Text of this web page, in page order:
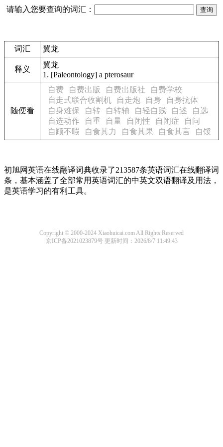
请输入您要查询的词汇：
词汇 翼龙
释义
翼龙
1. [Paleontology] a pterosaur
随便看
自费 自费出版 自费出版社
自费学校
自走式联合收割机
自走炮 自身
自身抗体
自身难保
自转 自转轴 自轻自贱 自述
自选
自选动作
自重 自量 自闭性 自闭症
自问
自顾不暇
自食其力 自食其果 自食其言 自馁
初旭网英语在线翻译词典收录了213587条英语词汇在线翻译词
条，基本涵盖了全部常用英语词汇的中英文双语翻译及用法，
是英语学习的有利工具。
Copyright © 2000-2024 Xiaohuicai.com All Rights Reserved
京ICP备2021023879号更新时间：2026/8/7 11:49:43